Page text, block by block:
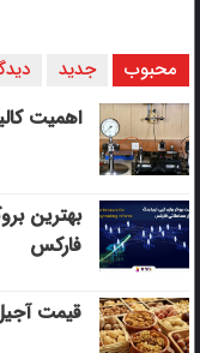
محبوب جدید
اهمیت
بهترین
فارکس
قیمت